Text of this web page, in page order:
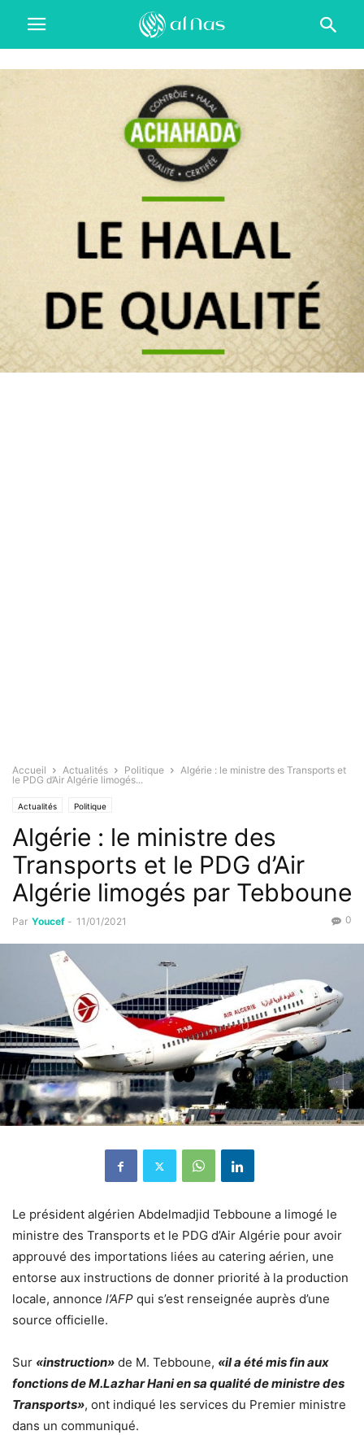
Accueil Actualités Politique
Algérie : le ministre des Transports et
le PDG d’Air Algérie limogés...
Actualités Politique
Algérie : le ministre des
Transports et le PDG d’Air
Algérie limogés par Tebboune
Par Youcef - 11/01/2021 0
Le président algérien Abdelmadjid Tebboune a limogé le
ministre des Transports et le PDG d’Air Algérie pour avoir
approuvé des importations liées au catering aérien, une
entorse aux instructions de donner priorité à la production
locale, annonce l’AFP qui s’est renseignée auprès d’une
source officielle.
Sur «instruction» de M. Tebboune, «il a été mis fin aux
fonctions de M.Lazhar Hani en sa qualité de ministre des
Transports», ont indiqué les services du Premier ministre
dans un communiqué.